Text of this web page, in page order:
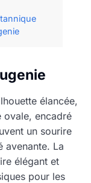
élancée,
ovale, encadré
un sourire
avenante. La
élégant et
pour les